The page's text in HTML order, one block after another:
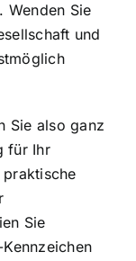
Wenden Sie
und
Sie also ganz
für Ihr
Sie